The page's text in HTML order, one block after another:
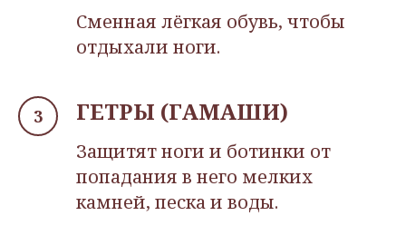
Сменная лёгкая обувь, чтобы
отдыхали ноги.
ГЕТРЫ (ГАМАШИ)
Защитят ноги и ботинки от
попадания в него мелких
камней, песка и воды.